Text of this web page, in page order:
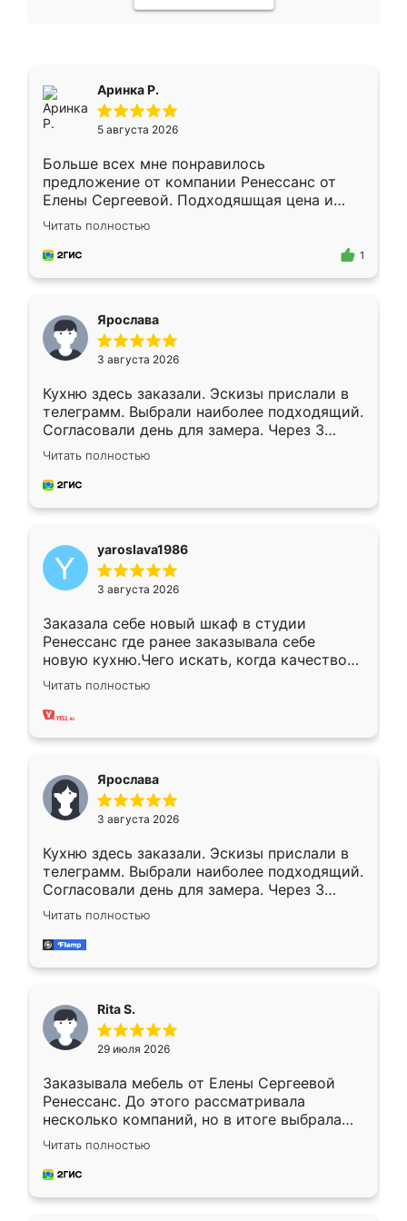
Аринка Р.
5 августа 2026
Больше всех мне понравилось
предложение от компании Ренессанс от
Елены Сергеевой. Подходяшщая цена и
короткие сроки изготовления. Приехавший
для замера сотрудник Владислав
предложил по моему эскизу самый
Читать полностью
1
Ярослава
3 августа 2026
Кухню здесь заказали. Эскизы прислали в
телеграмм. Выбрали наиболее подходящий.
Согласовали день для замера. Через 3
недели кухня была уже готова. Остались
довольны работой. Спасибо Ренессанс
мебель за качественную работу!
Читать полностью
yaroslava1986
3 августа 2026
Заказала себе новый шкаф в студии
Ренессанс где ранее заказывала себе
новую кухню.Чего искать, когда качеством
вполне довольна. Служит кухня уже почти
два года, нареканий нет.
Читать полностью
Ярослава
3 августа 2026
Кухню здесь заказали. Эскизы прислали в
телеграмм. Выбрали наиболее подходящий.
Согласовали день для замера. Через 3
недели кухня была уже готова. Остались
довольны работой. Спасибо Ренессанс
мебель за качественную работу!
Читать полностью
Rita S.
29 июля 2026
Заказывала мебель от Елены Сергеевой
Ренессанс. До этого рассматривала
несколько компаний, но в итоге выбрала
эту. Сначала обговорили условия, потом
приехал замерщик, всё спокойно объяснил
и снял размеры. Изготовили в срок, с
Читать полностью